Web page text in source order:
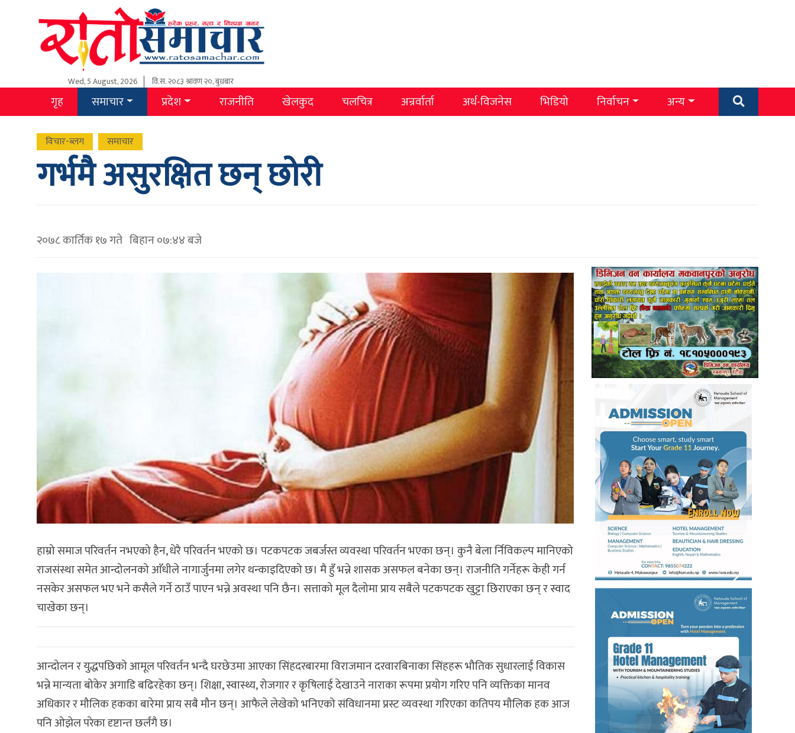
Wed, 5 August, 2026 वि.स.२०८३ श्रावण २०, बुधबार
गृह समाचार प्रदेश राजनीति खेलकुद चलचित्र अन्रर्वार्ता अर्थ-विजनेस भिडियो निर्वाचन अन्य
विचार-ब्लग समाचार
गर्भमै असुरक्षित छन् छोरी
२०७८ कार्तिक १७ गते बिहान ०७:४४ बजे
हाम्रो समाज परिवर्तन नभएको हैन, धेरै परिवर्तन भएको छ। पटकपटक जबर्जस्त व्यवस्था परिवर्तन भएका छन्। कुनै बेला र्निविकल्प मानिएको
राजसंस्था समेत आन्दोलनको आँधीले नागार्जुनमा लगेर थन्काइदिएको छ। मै हुँ भन्ने शासक असफल बनेका छन्। राजनीति गर्नेहरू केही गर्न
नसकेर असफल भए भने कसैले गर्ने ठाउँ पाएन भन्ने अवस्था पनि छैन। सत्ताको मूल दैलोमा प्राय सबैले पटकपटक खुट्टा छिराएका छन् र स्वाद
चाखेका छन्।
आन्दोलन र युद्धपछिको आमूल परिवर्तन भन्दै घरछेउमा आएका सिंहदरबारमा विराजमान दरवारबिनाका सिंहहरू भौतिक सुधारलाई विकास
भन्ने मान्यता बोकेर अगाडि बढिरहेका छन्। शिक्षा, स्वास्थ्य, रोजगार र कृषिलाई देखाउने नाराका रूपमा प्रयोग गरिए पनि व्यक्तिका मानव
अधिकार र मौलिक हकका बारेमा प्राय सबै मौन छन्। आफैले लेखेको भनिएको संविधानमा प्रस्ट व्यवस्था गरिएका कतिपय मौलिक हक आज
पनि ओझेल परेका दृष्टान्त छर्लंगै छ।